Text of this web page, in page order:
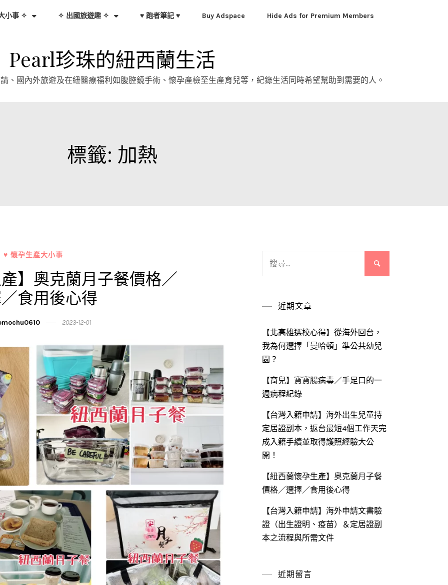
小事 ✧ ✧ 出國旅遊趣 ✧ ♥ 跑者筆記 ♥ Buy Adspace Hide Ads for Premium Members
Pearl珍珠的紐西蘭生活
、國內外旅遊及在紐醫療福利如腹腔鏡手術、懷孕產檢至生產育兒等，紀錄生活同時希望幫助到需要的人。
標籤: 加熱
♥ 懷孕生產大小事
產】奧克蘭月子餐價格／
食用後心得
2023-12-01
近期文章
【北高雄選校心得】從海外回台，
我為何選擇「曼哈頓」準公共幼兒
園？
【育兒】寶寶腸病毒／手足口的一
週病程紀錄
【台灣入籍申請】海外出生兒童持
定居證副本，返台最短4個工作天完
成入籍手續並取得護照經驗大公
開！
【紐西蘭懷孕生產】奧克蘭月子餐
價格／選擇／食用後心得
【台灣入籍申請】海外申請文書驗
證（出生證明、疫苗）＆定居證副
本之流程與所需文件
近期留言